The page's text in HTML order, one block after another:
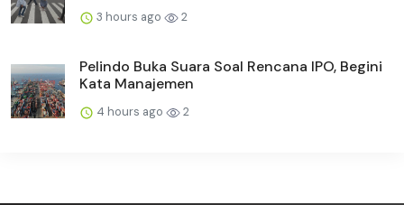
3 hours ago 2
Pelindo Buka Suara Soal Rencana IPO, Begini
Kata Manajemen
4 hours ago 2